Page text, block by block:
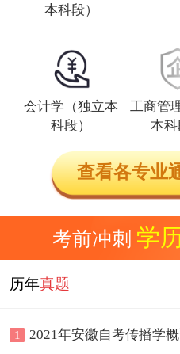
本科段）
会计学（独立本
科段）
工商管
本科
查看各专业
考前冲刺 学
历年真题
1 2021年安徽自考传播学